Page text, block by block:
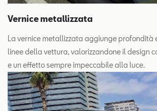
Vernice metallizzata
La vernice metallizzata aggiunge profondità
linee della vettura, valorizzandone il design
e un effetto sempre impeccabile alla luce.